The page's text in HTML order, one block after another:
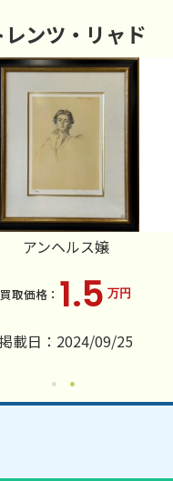
レンツ・リャド
アンヘルス嬢
1.5 万円
載日：2024/09/25